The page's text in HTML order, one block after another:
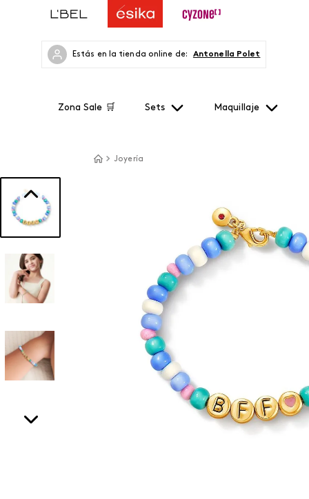
Estás en la tienda online de: Antonella Polet
Zona Sale 🛒 Sets Maquillaje
Joyería